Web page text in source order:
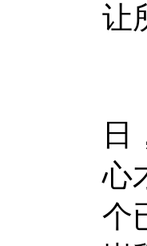
让
日
心
个